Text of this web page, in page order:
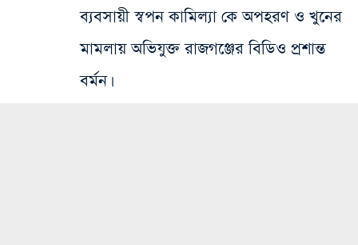
ব্যবসায়ী স্বপন কামিল্যা কে অপহরণ ও খুনের
মামলায় অভিযুক্ত রাজগঞ্জের বিডিও প্রশান্ত
বর্মন।